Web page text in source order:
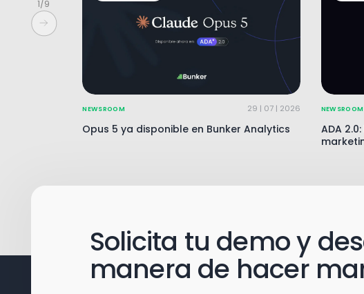
1/9
NEWSROOM 29 | 07 | 2026
Opus 5 ya disponible en Bunker Analytics
NEWSROOM
ADA
Solicita tu demo y
manera de hacer